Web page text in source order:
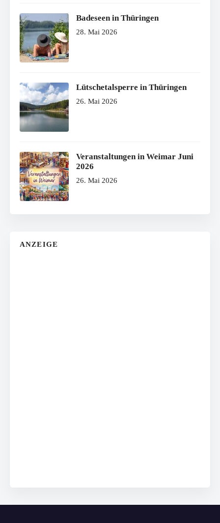
Badeseen in Thüringen
28. Mai 2026
Lütschetalsperre in Thüringen
26. Mai 2026
Veranstaltungen in Weimar Juni
2026
26. Mai 2026
ANZEIGE